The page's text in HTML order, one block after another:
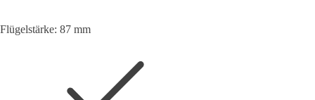
Flügelstärke: 87 mm